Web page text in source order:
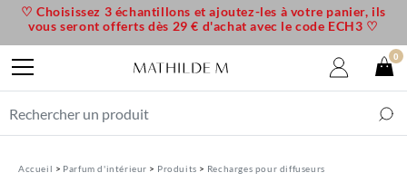
Accueil Parfum d'intérieur Produits Recharges pour diffuseurs
♡ Choisissez 3 échantillons et ajoutez-les à votre panier, ils
vous seront offerts dès 29 € d'achat avec le code ECH3 ♡
0